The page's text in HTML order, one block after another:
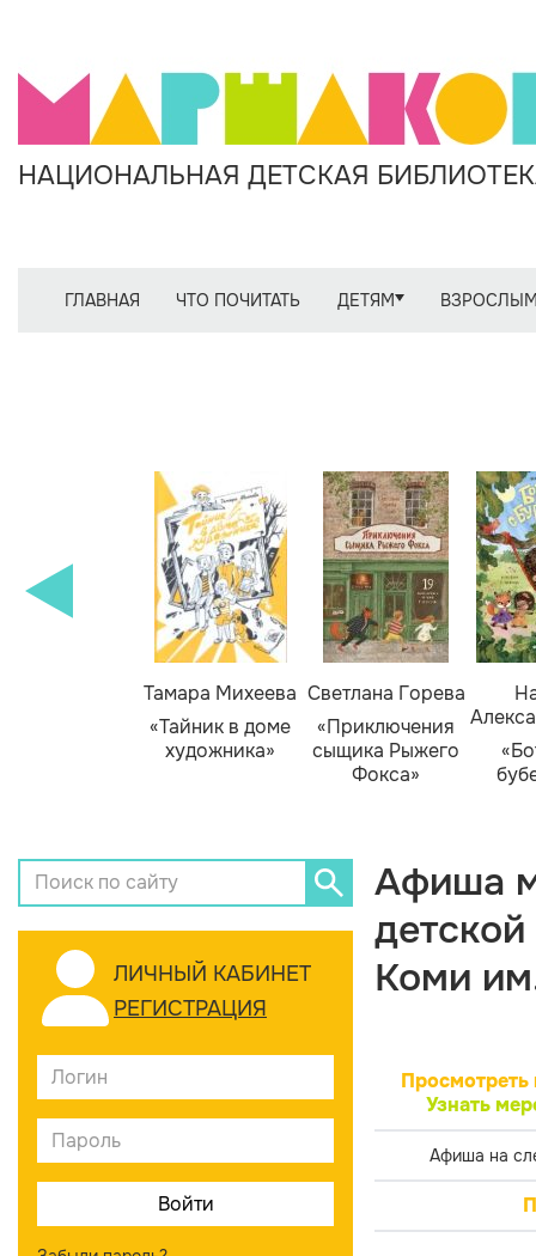
НАЦИОНАЛЬНАЯ ДЕТСКАЯ
ГЛАВНАЯ ЧТО ПОЧИТАТЬ ДЕТЯМ
Тамара Михеева
«Тайник в доме
художника»
Светлана Горева
«Приключения
сыщика Рыжего
Фокса»
ЛИЧНЫЙ КАБИНЕТ
РЕГИСТРАЦИЯ
Афиша
Коми
Просмотреть
Узнать
Афиша на